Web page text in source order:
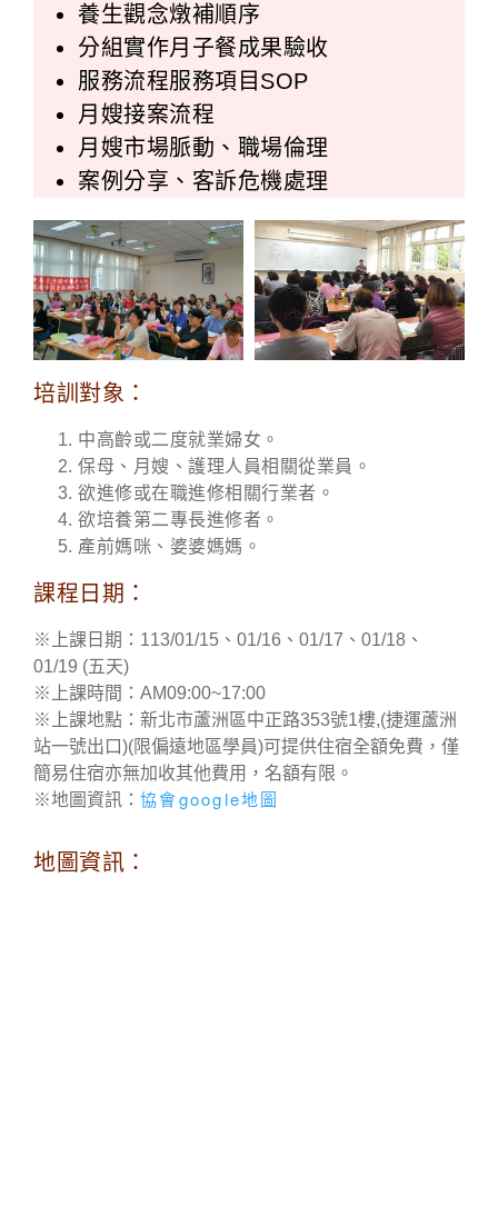
養生觀念燉補順序
分組實作月子餐成果驗收
服務流程服務項目SOP
月嫂接案流程
月嫂市場脈動、職場倫理
案例分享、客訴危機處理
培訓對象：
中高齡或二度就業婦女。
保母、月嫂、護理人員相關從業員。
欲進修或在職進修相關行業者。
欲培養第二專長進修者。
產前媽咪、婆婆媽媽。
課程日期：
※上課日期：113/01/15、01/16、01/17、01/18、
01/19 (五天)
※上課時間：AM09:00~17:00
※上課地點：新北市蘆洲區中正路353號1樓,(捷運蘆洲
站一號出口)(限偏遠地區學員)可提供住宿全額免費，僅
簡易住宿亦無加收其他費用，名額有限。
※地圖資訊： 協會google地圖
地圖資訊：